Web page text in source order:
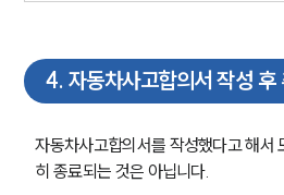
언론보도
공지사항
4. 자동차사고합의서 작성
자동차사고합의서를 작성했다고 해서
히 종료되는 것은 아닙니다.